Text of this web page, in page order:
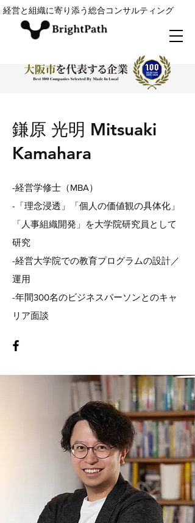
経営と組織に寄り添う総合コンサルティング
鎌原 光明 Mitsuaki
Kamahara
-経営学修士（MBA）
-「理念浸透」
「個人の価値観の具体化」
「人事組織開発」を大学院研究員として
研究
-経営大学院での教育プログラムの設計／
運用
-年間300名のビジネスパーソンとのキャ
リア面談